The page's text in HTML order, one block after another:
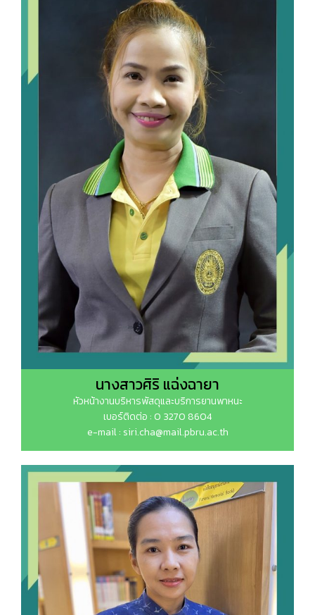
นางสาวศิริ แฉ่งฉายา
หัวหน้างานบริหารพัสดุและบริการยานพาหนะ
เบอร์ติดต่อ : 0 3270 8604
e-mail : siri.cha@mail.pbru.ac.th